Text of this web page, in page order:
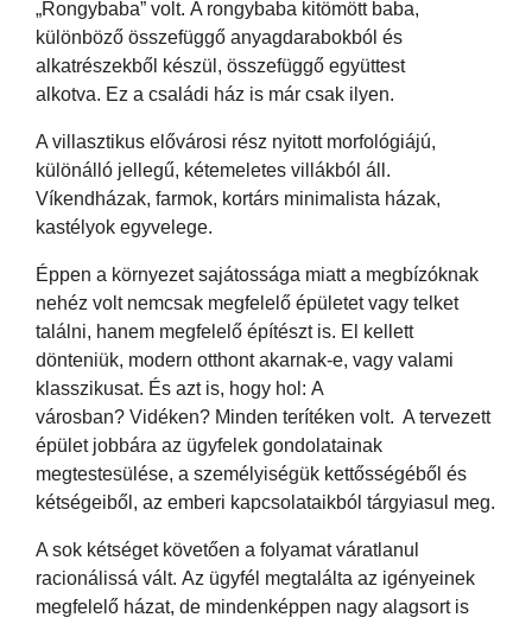
„Rongybaba” volt. A rongybaba kitömött baba,
különböző összefüggő anyagdarabokból és
alkatrészekből készül, összefüggő együttest
alkotva. Ez a családi ház is már csak ilyen.
A villasztikus elővárosi rész nyitott morfológiájú,
különálló jellegű, kétemeletes villákból áll.
Víkendházak, farmok, kortárs minimalista házak,
kastélyok egyvelege.
Éppen a környezet sajátossága miatt a megbízóknak
nehéz volt nemcsak megfelelő épületet vagy telket
találni, hanem megfelelő építészt is. El kellett
dönteniük, modern otthont akarnak-e, vagy valami
klasszikusat. És azt is, hogy hol: A
városban? Vidéken? Minden terítéken volt. A tervezett
épület jobbára az ügyfelek gondolatainak
megtestesülése, a személyiségük kettősségéből és
kétségeiből, az emberi kapcsolataikból tárgyiasul meg.
A sok kétséget követően a folyamat váratlanul
racionálissá vált. Az ügyfél megtalálta az igényeinek
megfelelő házat, de mindenképpen nagy alagsort is